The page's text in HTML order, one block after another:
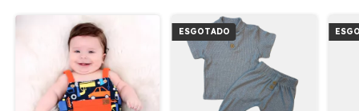
ESGOTADO